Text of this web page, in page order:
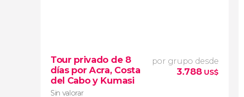
Tour privado de 8
días por Acra, Costa
del Cabo y Kumasi
Sin valorar
por grupo desde
3.788 US$